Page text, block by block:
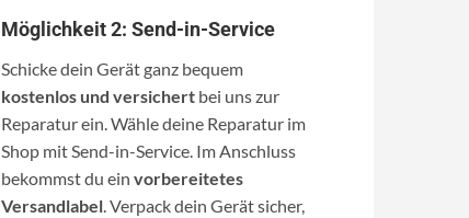
Möglichkeit 2: Send-in-Service
Schicke dein Gerät ganz bequem
kostenlos und versichert bei uns zur
Reparatur ein. Wähle deine Reparatur im
Shop mit Send-in-Service. Im Anschluss
bekommst du ein vorbereitetes
Versandlabel. Verpack dein Gerät sicher,